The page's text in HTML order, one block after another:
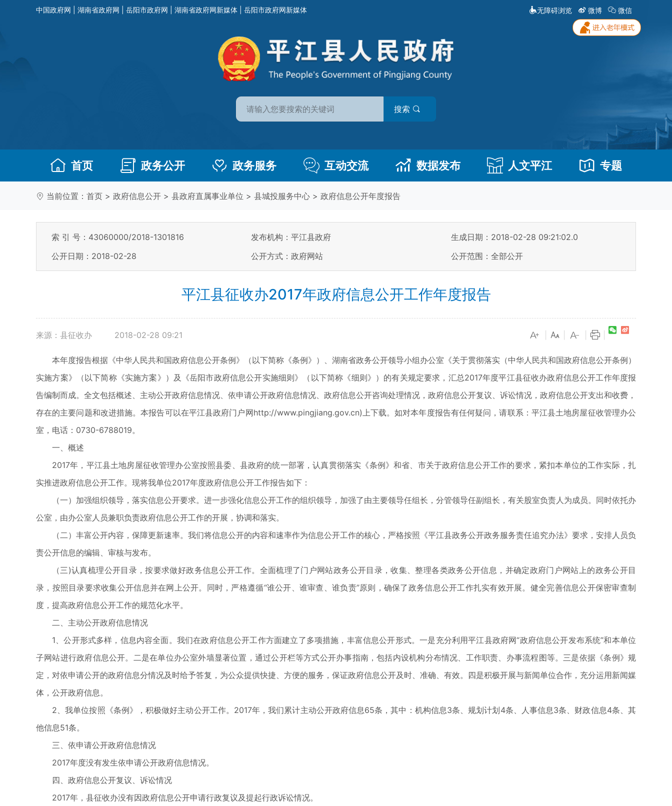
中国政府网 湖南省政府网 岳阳市政府网 湖南省政府网新媒体 岳阳市政府网新媒体 无障碍浏览 微博 微信
搜索
首页 政务公开 政务服务 互动交流 数据发布 人文平江 专题
当前位置： 首页 > 政府信息公开 > 县政府直属事业单位 > 县城投服务中心 > 政府信息公开年度报告
索 引 号：43060000/2018-1301816 发布机构：平江县政府
生成日期：2018-02-28 09:21:02.0
公开日期：2018-02-28
公开方式：政府网站 公开范围：全部公开
平江县征收办2017年政府信息公开工作年度报告
来源：县征收办 2018-02-28 09:21
本年度报告根据《中华人民共和国政府信息公开条例》（以下简称《条例》）、湖南省政务公开领导小组办公室《关于贯彻落实（中华人民共和国政府信息公开条例）
实施方案》（以下简称《实施方案》）及《岳阳市政府信息公开实施细则》（以下简称《细则》）的有关规定要求，汇总2017年度平江县征收办政府信息公开工作年度报
告编制而成。全文包括概述、主动公开政府信息情况、依申请公开政府信息情况、政府信息公开咨询处理情况，政府信息公开复议、诉讼情况，政府信息公开支出和收费，
存在的主要问题和改进措施。本报告可以在平江县政府门户网http://www.pingjiang.gov.cn)上下载。如对本年度报告有任何疑问，请联系：平江县土地房屋征收管理办公
室，电话：0730-6788019。
一、概述
2017年，平江县土地房屋征收管理办公室按照县委、县政府的统一部署，认真贯彻落实《条例》和省、市关于政府信息公开工作的要求，紧扣本单位的工作实际，扎
实推进政府信息公开工作。现将我单位2017年度政府信息公开工作报告如下：
（一）加强组织领导，落实信息公开要求。进一步强化信息公开工作的组织领导，加强了由主要领导任组长，分管领导任副组长，有关股室负责人为成员。同时依托办
公室，由办公室人员兼职负责政府信息公开工作的开展，协调和落实。
（二）丰富公开内容，保障更新速率。我们将信息公开的内容和速率作为信息公开工作的核心，严格按照《平江县政务公开政务服务责任追究办法》要求，安排人员负
责公开信息的编辑、审核与发布。
（三)认真梳理公开目录，按要求做好政务信息公开工作。全面梳理了门户网站政务公开目录，收集、整理各类政务公开信息，并确定政府门户网站上的政务公开目
录，按照目录要求收集公开信息并在网上公开。同时，严格遵循“谁公开、谁审查、谁负责”原则，确保了政务信息公开工作扎实有效开展。健全完善信息公开保密审查制
度，提高政府信息公开工作的规范化水平。
二、主动公开政府信息情况
1、公开形式多样，信息内容全面。我们在政府信息公开工作方面建立了多项措施，丰富信息公开形式。一是充分利用平江县政府网“政府信息公开发布系统”和本单位
子网站进行政府信息公开。二是在单位办公室外墙显著位置，通过公开栏等方式公开办事指南，包括内设机构分布情况、工作职责、办事流程图等。三是依据《条例》规
定，对依申请公开的政府信息分情况及时给予答复，为公众提供快捷、方便的服务，保证政府信息公开及时、准确、有效。四是积极开展与新闻单位合作，充分运用新闻媒
体，公开政府信息。
2、我单位按照《条例》，积极做好主动公开工作。2017年，我们累计主动公开政府信息65条，其中：机构信息3条、规划计划4条、人事信息3条、财政信息4条、其
他信息51条。
三、依申请公开政府信息情况
2017年度没有发生依申请公开政府信息情况。
四、政府信息公开复议、诉讼情况
2017年，县征收办没有因政府信息公开申请行政复议及提起行政诉讼情况。